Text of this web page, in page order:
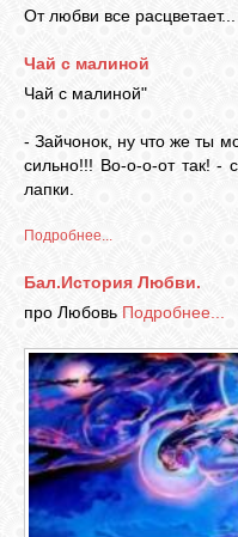
От любви все расцветает...
Чай с малиной
Чай с малиной"
- Зайчонок, ну что же ты
сильно!!! Во-о-о-от так! -
лапки.
Подробнее...
Бал.История Любви.
про Любовь Подробнее...